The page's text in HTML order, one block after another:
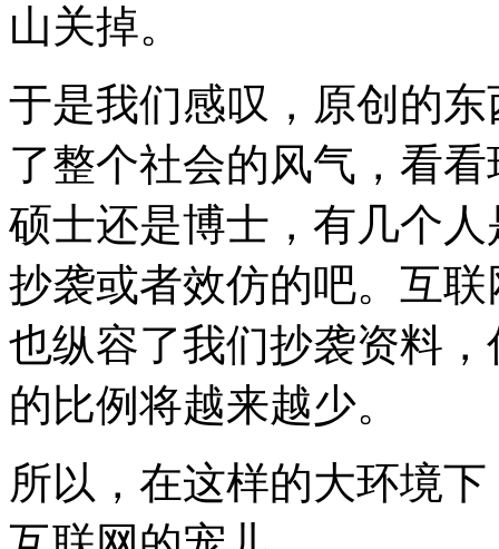
山关掉。
于是我们感叹，原创的
了整个社会的风气，看
硕士还是博士，有几个
抄袭或者效仿的吧。互
也纵容了我们抄袭资料
的比例将越来越少。
所以，在这样的大环境